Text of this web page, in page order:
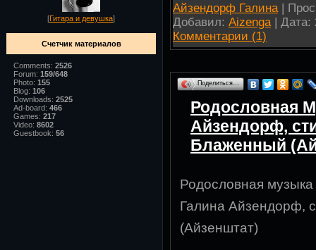
[Гитара и девушка]
Счетчик материалов
Comments: 2526
Forum: 159/648
Photo: 155
Blog: 106
Downloads: 2525
Ad-board: 466
Games: 217
Video: 8602
Guestbook: 56
Айзендорф Галина |
Добавил: Aizenga | Дата:
Комментарии (1)
Поделиться…
Родословная
Айзендорф,
Блаженный
Родословная
Галина Айзендорф,
(Айзенштат)